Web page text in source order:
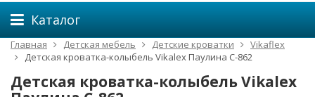
Каталог
Главная Детская мебель Детские кроватки
Vikaflex
Детская кроватка-колыбель Vikalex Паулина С-862
Детская кроватка-колыбель Vikalex